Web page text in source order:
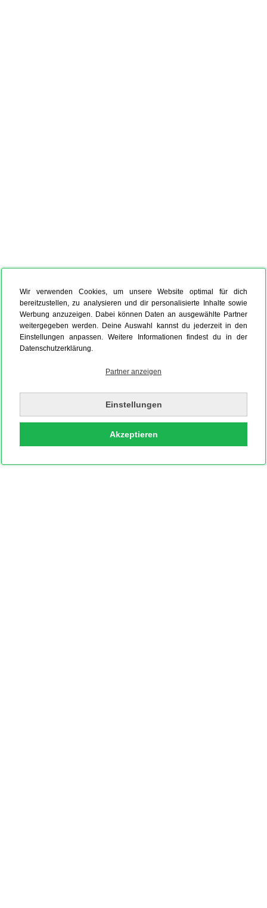
Wir verwenden Cookies, um unsere Website optimal für dich
bereitzustellen, zu analysieren und dir personalisierte Inhalte sowie
Werbung anzuzeigen. Dabei können Daten an ausgewählte Partner
weitergegeben werden. Deine Auswahl kannst du jederzeit in den
Einstellungen anpassen. Weitere Informationen findest du in der
Datenschutzerklärung.
Partner anzeigen
Einstellungen
Akzeptieren